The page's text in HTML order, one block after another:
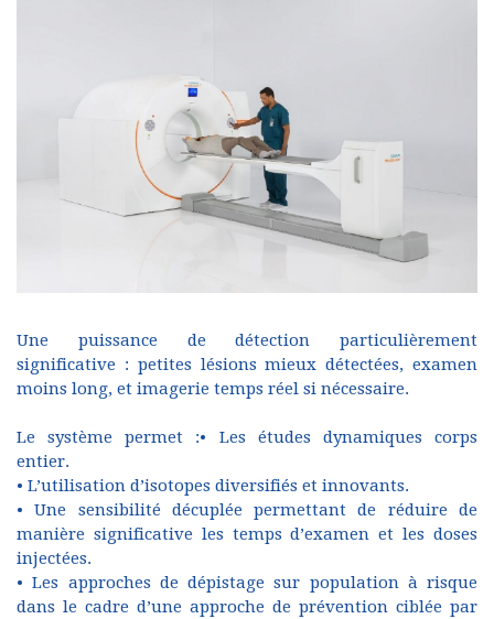
Une puissance de détection particulièrement
significative : petites lésions mieux détectées, examen
moins long, et imagerie temps réel si nécessaire.
Le système permet :• Les études dynamiques corps
entier.
• L’utilisation d’isotopes diversifiés et innovants.
• Une sensibilité décuplée permettant de réduire de
manière significative les temps d’examen et les doses
injectées.
• Les approches de dépistage sur population à risque
dans le cadre d’une approche de prévention ciblée par